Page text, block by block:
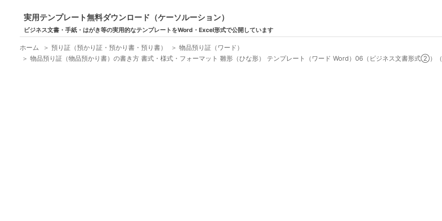
実用テンプレート無料ダウンロード（ケーソルーション）
ビジネス文書・手紙・はがき等の実用的なテンプレートをWord・Excel形式で公開しています
ホーム ＞預り証（預かり証・預かり書・預り書） ＞物品預り証（ワード）
＞物品預り証（物品預かり書）の書き方 書式・様式・フォーマット 雛形（ひな形） テンプレート（ワード Word）06（ビジネス文書形式②）（